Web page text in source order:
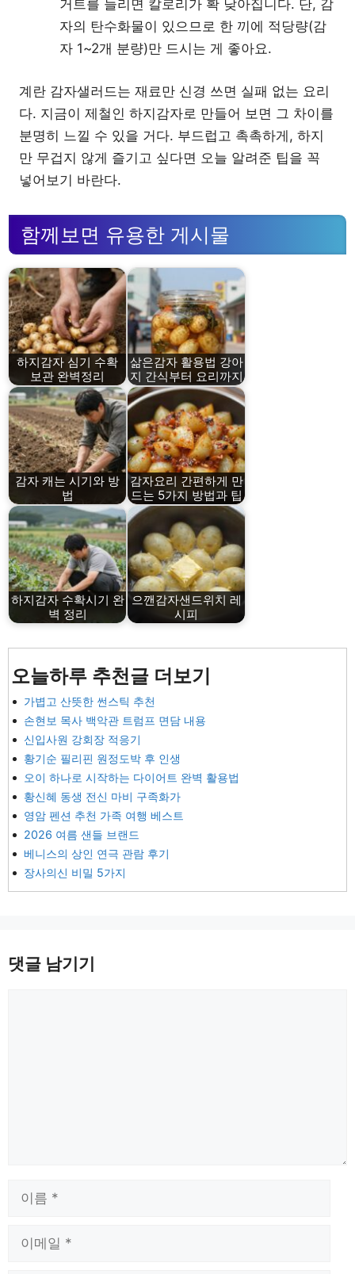
거트를 늘리면 칼로리가 확 낮아집니다. 단, 감
자의 탄수화물이 있으므로 한 끼에 적당량(감
자 1~2개 분량)만 드시는 게 좋아요.
계란 감자샐러드는 재료만 신경 쓰면 실패 없는 요리
다. 지금이 제철인 하지감자로 만들어 보면 그 차이를
분명히 느낄 수 있을 거다. 부드럽고 촉촉하게, 하지
만 무겁지 않게 즐기고 싶다면 오늘 알려준 팁을 꼭
넣어보기 바란다.
함께보면 유용한 게시물
하지감자 심기 수확
보관 완벽정리
삶은감자 활용법 강아
지 간식부터 요리까지
감자 캐는 시기와 방
법
감자요리 간편하게 만
드는 5가지 방법과 팁
하지감자 수확시기 완
벽 정리
으깬감자샌드위치 레
시피
오늘하루 추천글 더보기
가볍고 산뜻한 썬스틱 추천
손현보 목사 백악관 트럼프 면담 내용
신입사원 강회장 적응기
황기순 필리핀 원정도박 후 인생
오이 하나로 시작하는 다이어트 완벽 활용법
황신혜 동생 전신 마비 구족화가
영암 펜션 추천 가족 여행 베스트
2026 여름 샌들 브랜드
베니스의 상인 연극 관람 후기
장사의신 비밀 5가지
댓글 남기기